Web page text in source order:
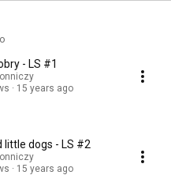
- LS #1
15 years ago
little dogs - LS #2
15 years ago